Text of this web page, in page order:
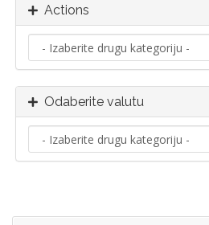
Actions
Odaberite valutu